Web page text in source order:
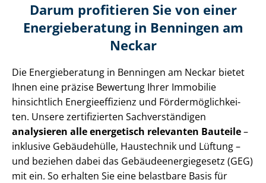
Darum profitieren Sie von einer
Energieberatung in Benningen am
Neckar
Die Energieberatung in Benningen am Neckar bietet
Ihnen eine präzise Bewertung Ihrer Immobilie
hinsichtlich En­er­gie­ef­fi­zi­enz und För­der­mög­lich­kei­
ten. Unsere zertifizierten Sach­ver­stän­di­gen
analysieren alle energetisch relevanten Bauteile–
inklusive Gebäudehülle, Haustechnik und Lüftung –
und beziehen dabei das Ge­bäu­de­en­er­gie­ge­setz (GEG)
mit ein. So erhalten Sie eine belastbare Basis für